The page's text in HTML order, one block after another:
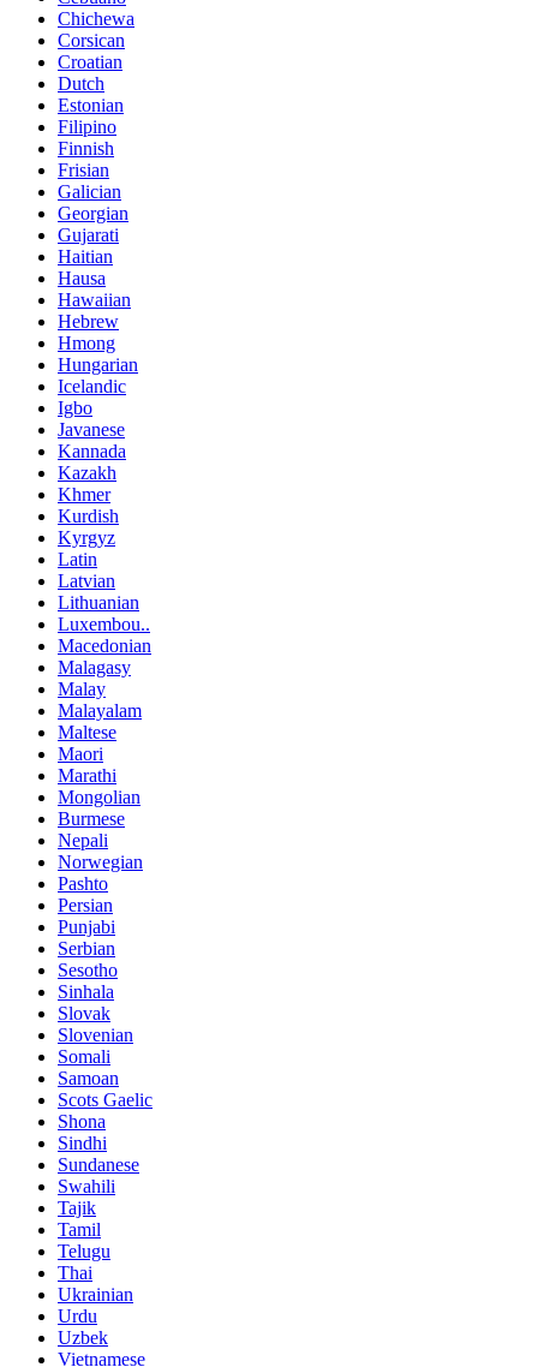
Chichewa
Corsican
Croatian
Dutch
Estonian
Filipino
Finnish
Frisian
Galician
Georgian
Gujarati
Haitian
Hausa
Hawaiian
Hebrew
Hmong
Hungarian
Icelandic
Igbo
Javanese
Kannada
Kazakh
Khmer
Kurdish
Kyrgyz
Latin
Latvian
Lithuanian
Luxembou..
Macedonian
Malagasy
Malay
Malayalam
Maltese
Maori
Marathi
Mongolian
Burmese
Nepali
Norwegian
Pashto
Persian
Punjabi
Serbian
Sesotho
Sinhala
Slovak
Slovenian
Somali
Samoan
Scots Gaelic
Shona
Sindhi
Sundanese
Swahili
Tajik
Tamil
Telugu
Thai
Ukrainian
Urdu
Uzbek
Vietnamese